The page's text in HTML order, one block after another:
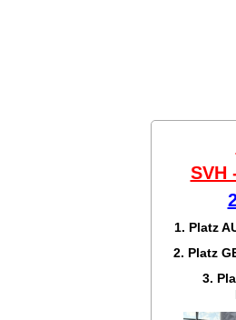
SVH
1. Platz
2. Platz
3.